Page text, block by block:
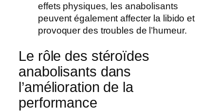
effets physiques, les anabolisants
peuvent également affecter la libido et
provoquer des troubles de l’humeur.
Le rôle des stéroïdes
anabolisants dans
l’amélioration de la
performance